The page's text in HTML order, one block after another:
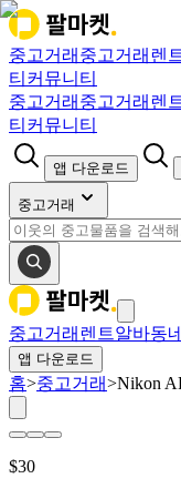
중고거래 중고거래 렌
티 커뮤니티
중고거래 중고거래 렌
티 커뮤니티
앱 다운로드
중고거래
중고거래 렌트알바동
앱 다운로드
홈>중고거래>Nikon
$30